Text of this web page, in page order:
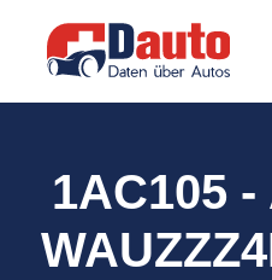
1AC105 -